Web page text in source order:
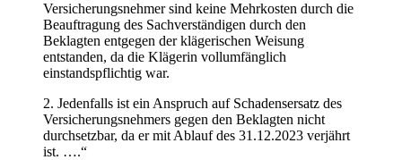
Versicherungsnehmer sind keine Mehrkosten durch die
Beauftragung des Sachverständigen durch den
Beklagten entgegen der klägerischen Weisung
entstanden, da die Klägerin vollumfänglich
einstandspflichtig war.
2. Jedenfalls ist ein Anspruch auf Schadensersatz des
Versicherungsnehmers gegen den Beklagten nicht
durchsetzbar, da er mit Ablauf des 31.12.2023 verjährt
ist. ….“